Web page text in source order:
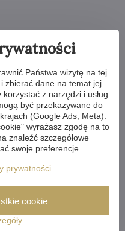
Państwa wizytę na tej
zbierać dane na temat jej
z narzędzi i usług
być przekazywane do
(Google Ads, Meta).
wyrażasz zgodę na to
znaleźć szczegółowe
swoje preferencje.
prywatności
cookie